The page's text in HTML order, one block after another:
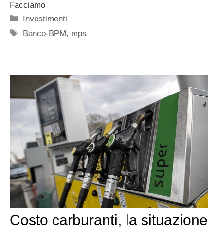
Facciamo
Categorie
Investimenti
Tag
Banco-BPM, mps
Costo carburanti, la situazione